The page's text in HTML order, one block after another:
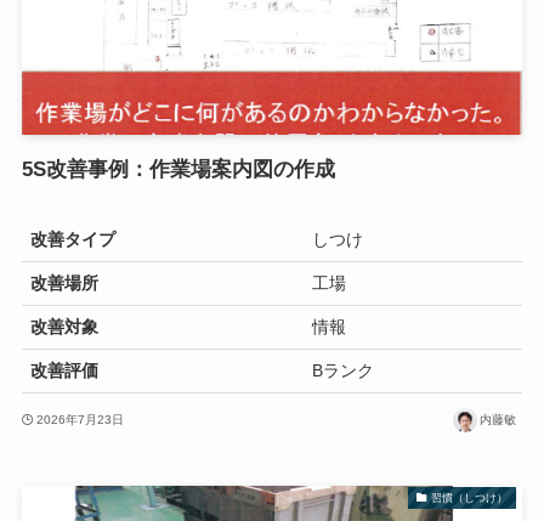
5S改善事例：作業場案内図の作成
改善タイプ しつけ
改善場所 工場
改善対象 情報
改善評価 Bランク
2026年7月23日 内藤敏
習慣（しつけ）